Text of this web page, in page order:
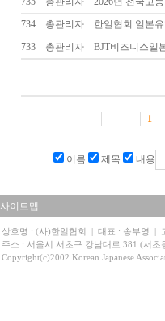
734
총관리자
한일협회 일본
733
총관리자 BJT비즈니스일
1
이름 제목 내용
사이트맵
상호명 : (사)한일협회 | 대표 : 송부영 |
주소 : 서울시 서초구 강남대로 381 (서
Copyright(c)2002 Korean Japanese